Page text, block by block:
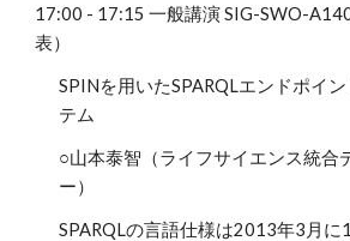
17:00 - 17:15 一般講演 SIG-SWO-
表）
SPINを用いたSPARQLエンドポイ
テム
○山本泰智（ライフサイエンス統合
ー）
SPARQLの言語仕様は2013年3月に